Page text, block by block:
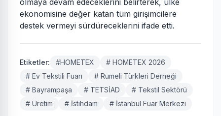
olmaya devam edeceklerini belirterek, ülke
ekonomisine değer katan tüm girişimcilere
destek vermeyi sürdüreceklerini ifade etti.
Etiketler: #HOMETEX
# HOMETEX 2026
# Ev Tekstili Fuarı
# Rumeli Türkleri Derneği
# Bayrampaşa
# TETSİAD
# Tekstil Sektörü
# Üretim
# İstihdam # İstanbul Fuar Merkezi